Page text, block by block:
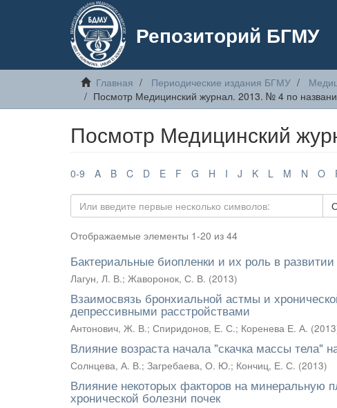
Репозиторий БГМУ
Главная Периодические издания БГМУ
Посмотр Медицинский журнал. 2013. № 4 по
Посмотр Медицинский
0-9 A B C D E F G H I J K L M N O
Отображаемые элементы 1-20 из 44
Бактериальные биопленки и их роль в
Лагун, Л. В.; Жаворонок, С. В. (2013)
Взаимосвязь бронхиальной астмы и
депрессивными расстройствами
Антонович, Ж. В.; Спиридонов, Е. С.; Коренева Е. А. (2013
Влияние возраста начала "скачка массы тела"
Солнцева, А. В.; Загребаева, О. Ю.; Кончиц, Е. С. (2013)
Влияние некоторых факторов на минеральную
хронической болезни почек